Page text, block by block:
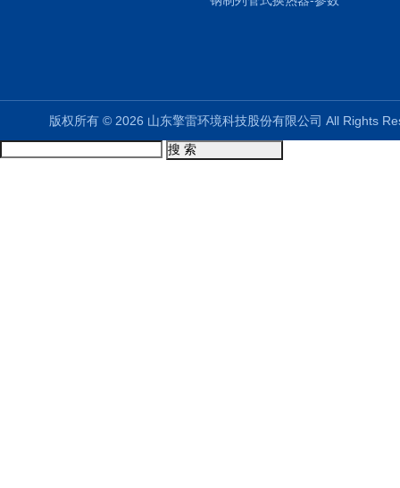
版权所有 © 2026 山东擎雷环境科技股份有限公司 All